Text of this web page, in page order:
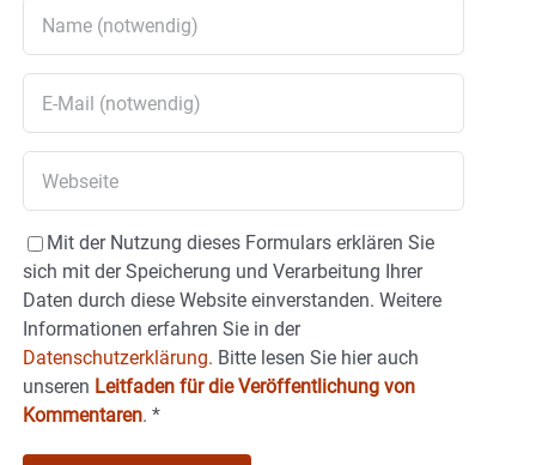
Mit der Nutzung dieses Formulars erklären Sie
sich mit der Speicherung und Verarbeitung Ihrer
Daten durch diese Website einverstanden. Weitere
Informationen erfahren Sie in der
Datenschutzerklärung. Bitte lesen Sie hier auch
unseren Leitfaden für die Veröffentlichung von
Kommentaren. *